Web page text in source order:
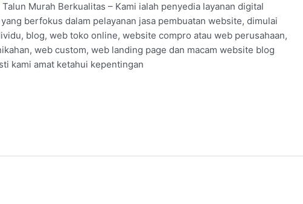
Murah Berkualitas – Kami ialah penyedia layanan digital
berfokus dalam pelayanan jasa pembuatan website, dimulai
blog, web toko online, website compro atau web perusahaan,
web custom, web landing page dan macam website blog
kami amat ketahui kepentingan